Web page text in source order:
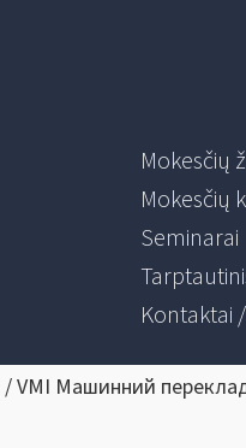
Mokesčių
Mokesčių
Seminarai
Kontaktai
VMI Машинний